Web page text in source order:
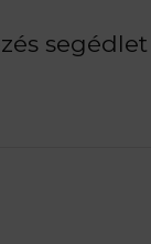
segédlet